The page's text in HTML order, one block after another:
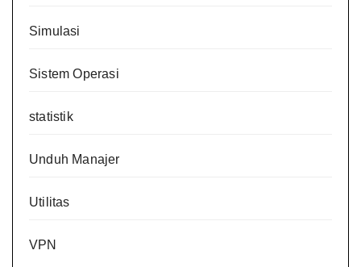
Simulasi
Sistem Operasi
statistik
Unduh Manajer
Utilitas
VPN